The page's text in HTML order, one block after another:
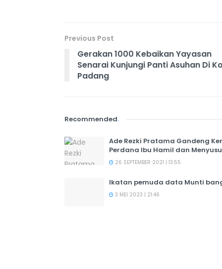
Previous Post
Gerakan 1000 Kebaikan Yayasan
Senarai Kunjungi Panti Asuhan Di
Padang
Recommended.
Ade Rezki Pratama Gandeng
Perdana Ibu Hamil dan
26 SEPTEMBER 2021 | 13:55
Ikatan pemuda data Munti
3 MEI 2023 | 21:46